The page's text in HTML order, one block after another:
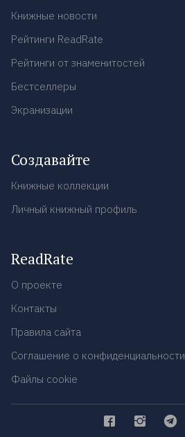
Книжные новости
Рейтинги ReadRate
Рейтинги от знаменитостей
Бестселлеры
Экранизации
Создавайте
Книжные коллекции
Личный книжный профиль
ReadRate
О проекте
Контакты
Правила сайта
Соглашение о конфиденциальности
Файлы cookie